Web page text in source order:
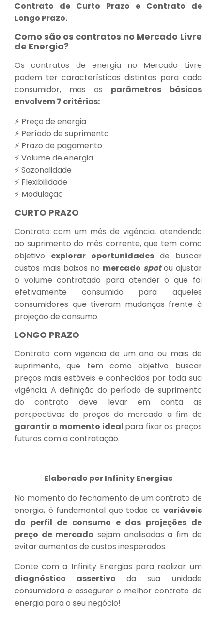
Contrato de Curto Prazo e Contrato de
Longo Prazo.
Como são os contratos no Mercado Livre
de Energia?
Os contratos de energia no Mercado Livre
podem ter características distintas para cada
consumidor, mas os parâmetros básicos
envolvem 7 critérios:
⚡ Preço de energia
⚡ Período de suprimento
⚡ Prazo de pagamento
⚡ Volume de energia
⚡ Sazonalidade
⚡ Flexibilidade
⚡ Modulação
CURTO PRAZO
Contrato com um mês de vigência, atendendo
ao suprimento do mês corrente, que tem como
objetivo explorar oportunidadesde buscar
custos mais baixos no mercado spotou ajustar
o volume contratado para atender o que foi
efetivamente consumido para aqueles
consumidores que tiveram mudanças frente à
projeção de consumo.
LONGO PRAZO
Contrato com vigência de um ano ou mais de
suprimento, que tem como objetivo buscar
preços mais estáveis e conhecidos por toda sua
vigência. A definição do período de suprimento
do contrato deve levar em conta as
perspectivas de preços do mercado a fim de
garantir o momento ideal para fixar os preços
futuros com a contratação.
Elaborado por Infinity Energias
No momento do fechamento de um contrato de
energia, é fundamental que todas as variáveis
do perfil de consumo e das projeções de
preço de mercado sejam analisadas a fim de
evitar aumentos de custos inesperados.
Conte com a Infinity Energias para realizar um
diagnóstico assertivoda sua unidade
consumidora e assegurar o melhor contrato de
energia para o seu negócio!